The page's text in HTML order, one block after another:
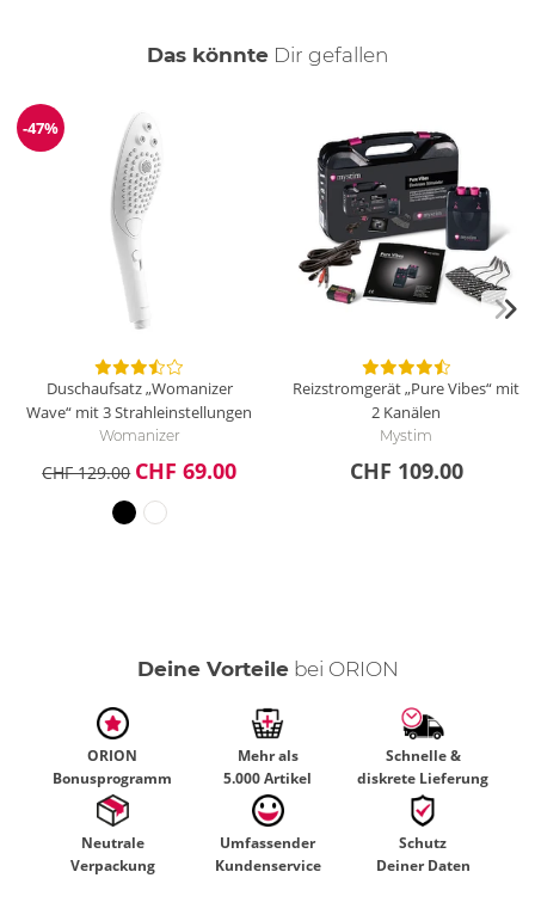
Das könnte Dir auch
gefallen
Reduzierung
-47%
Duschaufsatz „Womanizer
Wave“ mit 3 Strahleinstellungen
Womanizer
CHF 129.00 CHF 69.00
Reizstromgerät „Pure Vibes“ mit
2 Kanälen
Mystim
CHF 109.00
Deine Vorteilebei ORION
ORION
Bonusprogramm
Mehr als
5.000 Artikel
Schnelle &
diskrete Lieferung
Neutrale
Verpackung
Umfassender
Kundenservice
Schutz
Deiner Daten